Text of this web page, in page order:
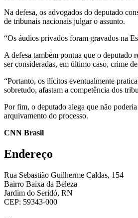
Na defesa, os advogados do deputado
de tribunais nacionais julgar o assunto.
“Os áudios privados foram gravados na
A defesa também pontua que o deputado
ser consideradas, em último caso, crime
“Portanto, os ilícitos eventualmente
sobretudo, afastam a competência dos
Por fim, o deputado alega que não
arquivamento do processo.
CNN Brasil
Endereço
Rua Sebastião Guilherme Caldas, 154
Bairro Baixa da Beleza
Jardim do Seridó, RN
CEP: 59343-000